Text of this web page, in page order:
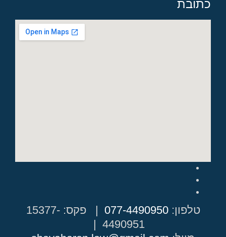
כתובת
טלפון:077-4490950
| פקס: 15377-
4490951 |